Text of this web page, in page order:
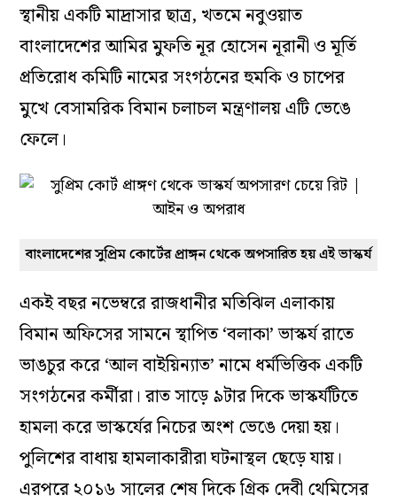
স্থানীয় একটি মাদ্রাসার ছাত্র, খতমে নবুওয়াত
বাংলাদেশের আমির মুফতি নূর হোসেন নূরানী ও মূর্তি
প্রতিরোধ কমিটি নামের সংগঠনের হুমকি ও চাপের
মুখে বেসামরিক বিমান চলাচল মন্ত্রণালয় এটি ভেঙে
ফেলে।
বাংলাদেশের সুপ্রিম কোর্টের প্রাঙ্গন থেকে অপসারিত হয় এই ভাস্কর্য
একই বছর নভেম্বরে রাজধানীর মতিঝিল এলাকায়
বিমান অফিসের সামনে স্থাপিত ‘বলাকা’ ভাস্কর্য রাতে
ভাঙচুর করে ‘আল বাইয়িন্যাত’ নামে ধর্মভিত্তিক একটি
সংগঠনের কর্মীরা। রাত সাড়ে ৯টার দিকে ভাস্কর্যটিতে
হামলা করে ভাস্কর্যের নিচের অংশ ভেঙে দেয়া হয়।
পুলিশের বাধায় হামলাকারীরা ঘটনাস্থল ছেড়ে যায়।
এরপরে ২০১৬ সালের শেষ দিকে গ্রিক দেবী থেমিসের